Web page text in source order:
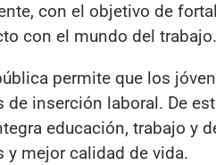
con el objetivo de
con el mundo del trabajo.
permite que los
de inserción laboral. De
educación, trabajo y
y mejor calidad de vida.